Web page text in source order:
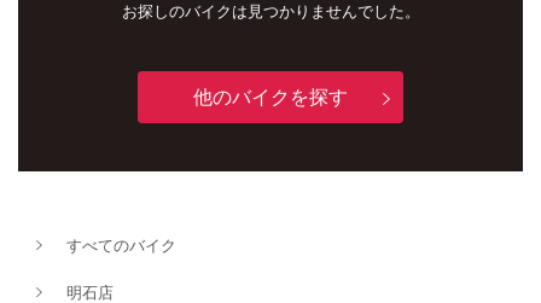
お探しのバイクは見つかりませんでした。
他のバイクを探す
すべてのバイク
明石店
新車